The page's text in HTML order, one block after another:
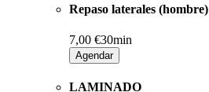
Repaso laterales (hombre)
7,00 €30min
Agendar
LAMINADO